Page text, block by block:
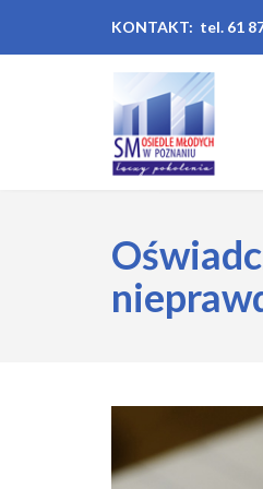
KONTAKT: tel. 61